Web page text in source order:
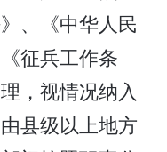
、《中华人民
征兵工作条
，视情况纳入
县级以上地方